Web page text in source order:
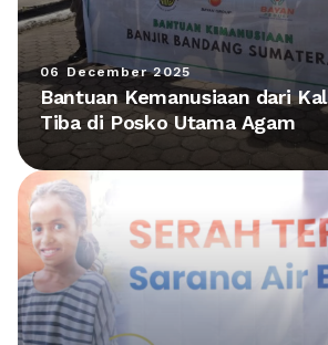
06 December 2025
Bantuan Kemanusiaan dari
Tiba di Posko Utama Agam